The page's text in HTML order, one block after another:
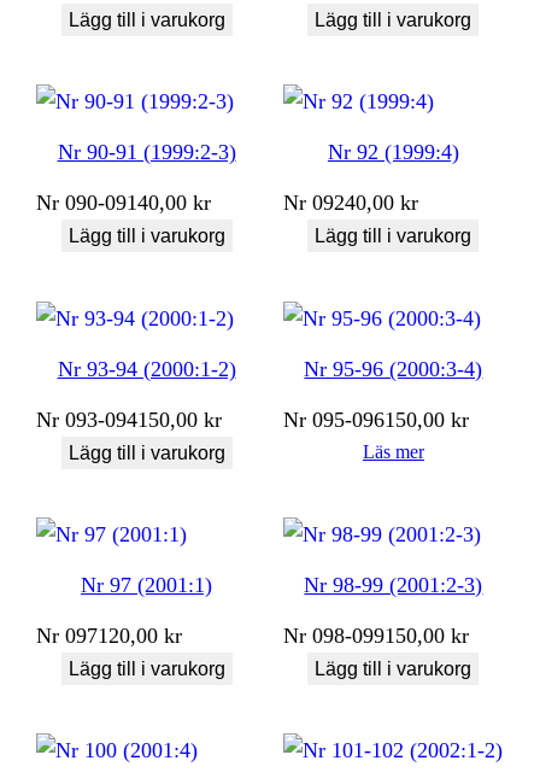
Lägg till i varukorg Lägg till i varukorg
Nr 90-91 (1999:2-3)
Nr 090-09140,00kr
Lägg till i varukorg
Nr 92 (1999:4)
Nr 09240,00kr
Lägg till i varukorg
Nr 93-94 (2000:1-2)
Nr 093-094150,00kr
Lägg till i varukorg
Nr 95-96 (2000:3-4)
Nr 095-096150,00kr
Läs mer
Nr 97 (2001:1)
Nr 097120,00kr
Lägg till i varukorg
Nr 98-99 (2001:2-3)
Nr 098-099150,00kr
Lägg till i varukorg